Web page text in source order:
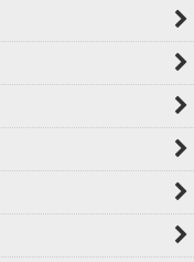
ラメル